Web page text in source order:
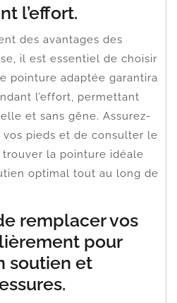
l’effort.
des avantages des
il est essentiel de choisir
pointure adaptée garantira
l’effort, permettant
et sans gêne. Assurez-
pieds et de consulter le
la pointure idéale
optimal tout au long de
remplacer vos
pour
soutien et